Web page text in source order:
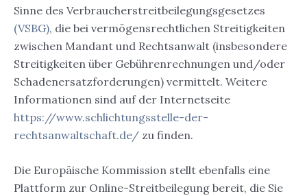
Sinne des Verbraucherstreitbeilegungsgesetzes
(VSBG), die bei vermögensrechtlichen Streitigkeiten
zwischen Mandant und Rechtsanwalt (insbesondere
Streitigkeiten über Gebührenrechnungen und/oder
Schadenersatzforderungen) vermittelt. Weitere
Informationen sind auf der Internetseite
https://www.schlichtungsstelle-der-
rechtsanwaltschaft.de/ zu finden.
Die Europäische Kommission stellt ebenfalls eine
Plattform zur Online-Streitbeilegung bereit, die Sie